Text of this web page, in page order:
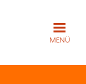
MENÜ